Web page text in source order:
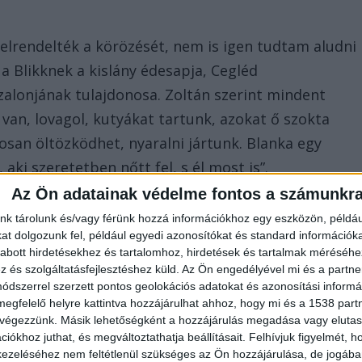
Az Ön adatainak védelme fontos a
tárolunk és/vagy férünk hozzá információkhoz egy eszközön,
dolgozunk fel, például egyedi azonosítókat és standard
hirdetésekhez és tartalomhoz, hirdetések és tartalmak
és szolgáltatásfejlesztéshez küld. Az Ön engedélyével mi és a
szerzett pontos geolokációs adatokat és azonosítási
helyre kattintva hozzájárulhat ahhoz, hogy mi és a 1538
Másik lehetőségként a hozzájárulás megadása vagy
juthat, és megváltoztathatja beállításait. Felhívjuk figyelmét,
nem feltétlenül szükséges az Ön hozzájárulása, de
a körözését, nem is igen tudtam aludni
a kislány édesapja, Cegléd
tulajdonosa. Zoltán szerint mindent
lovagol, kutyákat tartunk, azokat ő szokta
öltözködhet, nyaralni jártunk. Blanka egy
aki szeretetben nőtt fel, s él most is”.
azt állítja, bántalmazó családban élt, nem akar
családot, akik befogadták. “A lányom eltűnése
nem tudjuk mire vélni, nem igaz belőle